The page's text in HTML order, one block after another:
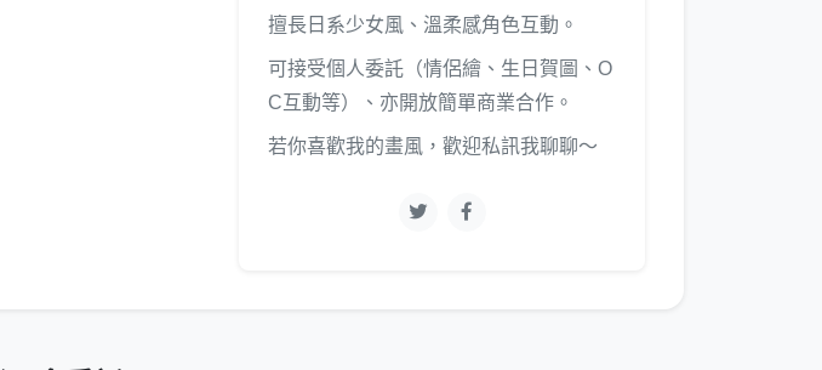
擅長日系少女風、溫柔感角色互動。
可接受個人委託（情侶繪、生日賀圖、O
C互動等）、亦開放簡單商業合作。
若你喜歡我的畫風，歡迎私訊我聊聊～